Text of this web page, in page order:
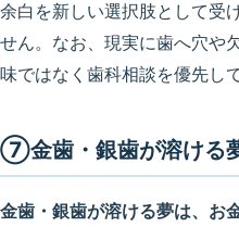
余白を新しい選択肢として受
せん。なお、現実に歯へ穴や
味ではなく歯科相談を優先し
⑦金歯・銀歯が溶ける
金歯・銀歯が溶ける夢は、お